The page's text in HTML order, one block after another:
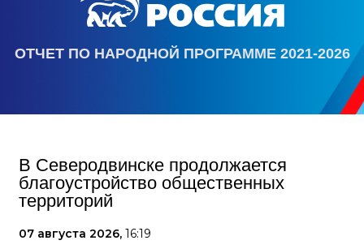
ОТЧЕТ ПО НАРОДНОЙ ПРОГРАММЕ 2021-2026
В Северодвинске продолжается
благоустройство общественных
территорий
07 августа 2026, 16:19